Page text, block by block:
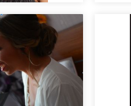
sesión de